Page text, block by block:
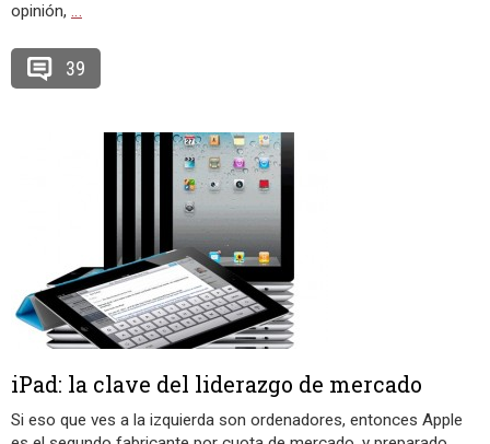
opinión, …
39
iPad: la clave del liderazgo de mercado
Si eso que ves a la izquierda son ordenadores, entonces Apple